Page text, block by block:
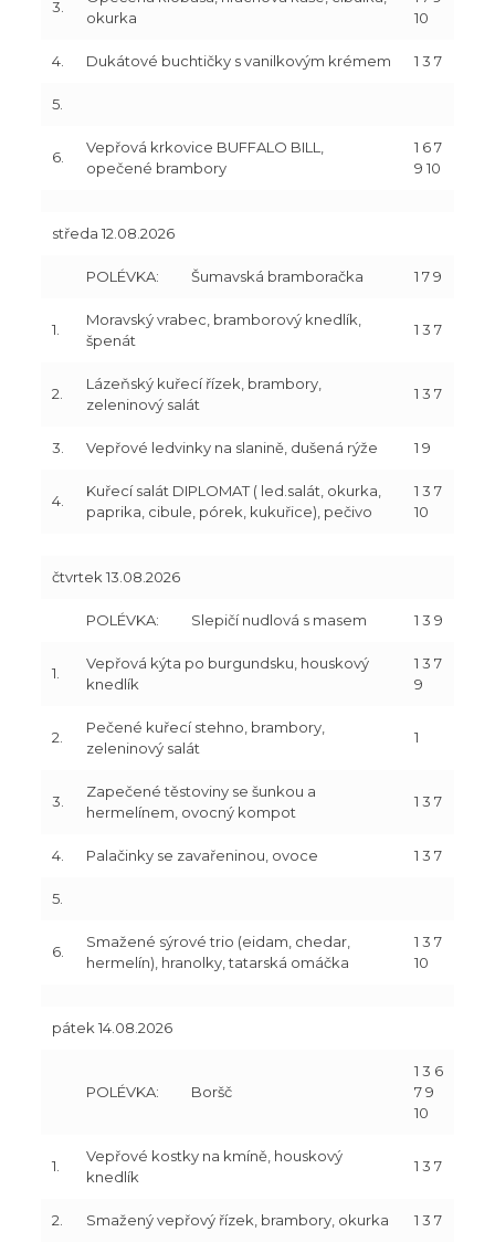
3.
okurka
10
4. Dukátové buchtičky s vanilkovým krémem 1 3 7
5.
6.
Vepřová krkovice BUFFALO BILL,
opečené brambory
1 6 7
9 10
středa 12.08.2026
POLÉVKA: Šumavská bramboračka 1 7 9
1.
Moravský vrabec, bramborový knedlík,
špenát
1 3 7
2.
Lázeňský kuřecí řízek, brambory,
zeleninový salát
1 3 7
3. Vepřové ledvinky na slanině, dušená rýže 1 9
4.
Kuřecí salát DIPLOMAT ( led.salát, okurka,
paprika, cibule, pórek, kukuřice), pečivo
1 3 7
10
čtvrtek 13.08.2026
POLÉVKA: Slepičí nudlová s masem 1 3 9
1.
Vepřová kýta po burgundsku, houskový
knedlík
1 3 7
9
2.
Pečené kuřecí stehno, brambory,
zeleninový salát
1
3.
Zapečené těstoviny se šunkou a
hermelínem, ovocný kompot
1 3 7
4. Palačinky se zavařeninou, ovoce 1 3 7
5.
6.
Smažené sýrové trio (eidam, chedar,
hermelín), hranolky, tatarská omáčka
1 3 7
10
pátek 14.08.2026
POLÉVKA: Boršč
1 3 6
7 9
10
1.
Vepřové kostky na kmíně, houskový
knedlík
1 3 7
2. Smažený vepřový řízek, brambory, okurka 1 3 7